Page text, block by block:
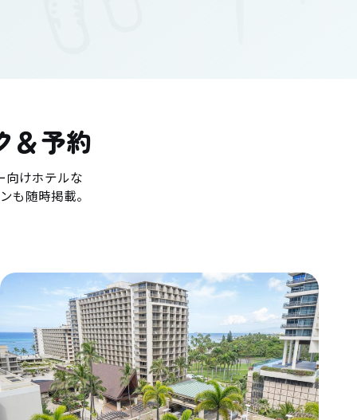
＆予約
向けホテルな
も随時掲載。